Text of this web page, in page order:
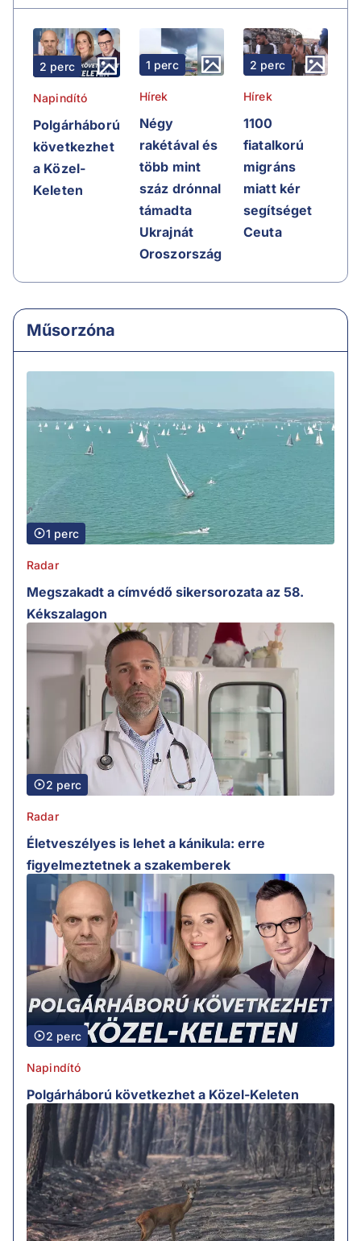
2 perc
Napindító
Polgárháború
következhet
a Közel-
Keleten
1 perc
Hírek
Négy
rakétával és
több mint
száz drónnal
támadta
Ukrajnát
Oroszország
2 perc
Hírek
1100
fiatalkorú
migráns
miatt kér
segítséget
Ceuta
Műsorzóna
1 perc
Radar
Megszakadt a címvédő sikersorozata az 58.
Kékszalagon
2 perc
Radar
Életveszélyes is lehet a kánikula: erre
figyelmeztetnek a szakemberek
2 perc
Napindító
Polgárháború következhet a Közel-Keleten